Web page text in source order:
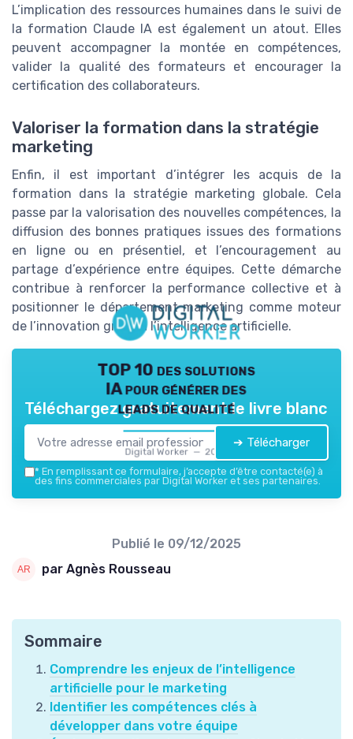
L’implication des ressources humaines dans le suivi de
la formation Claude IA est également un atout. Elles
peuvent accompagner la montée en compétences,
valider la qualité des formateurs et encourager la
certification des collaborateurs.
Valoriser la formation dans la stratégie
marketing
Enfin, il est important d’intégrer les acquis de la
formation dans la stratégie marketing globale. Cela
passe par la valorisation des nouvelles compétences, la
diffusion des bonnes pratiques issues des formations
en ligne ou en présentiel, et l’encouragement au
partage d’expérience entre équipes. Cette démarche
contribue à renforcer la performance collective et à
positionner le département marketing comme moteur
de l’innovation grâce à l’intelligence artificielle.
TOP 10 des solutions
IA pour générer des
leads de qualité
Digital Worker — 2026
Téléchargez gratuitement le livre blanc
➔ Télécharger
* En remplissant ce formulaire, j’accepte d’être contacté(e) à
des fins commerciales par Digital Worker et ses partenaires.
Publié le 09/12/2025
par Agnès Rousseau
Sommaire
Comprendre les enjeux de l’intelligence
artificielle pour le marketing
Identifier les compétences clés à
développer dans votre équipe